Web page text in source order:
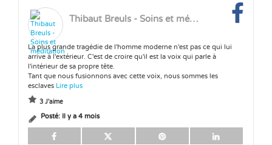
Thibaut Breuls - Soins et méditation
La plus grande tragédie de l'homme moderne n'est pas ce qui lui
arrive à l'extérieur. C'est de croire qu'il est la voix qui parle à
l'intérieur de sa propre tête.
Tant que nous fusionnons avec cette voix, nous sommes les
esclaves Lire plus
3 J'aime
Posté: Il y a 4 mois